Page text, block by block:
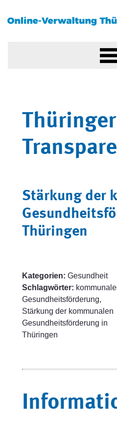
Thüringer
Stärkung der
Thüringen
Kategorien: Gesundheit
Schlagwörter:
Gesundheitsförderung,
Stärkung der kommunalen
Gesundheitsförderung in
Thüringen